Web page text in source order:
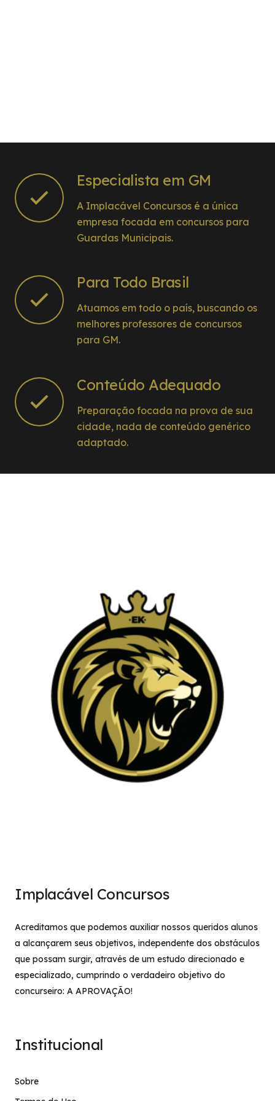
Especialista em GM
A Implacável Concursos é a única
empresa focada em concursos para
Guardas Municipais.
Para Todo Brasil
Atuamos em todo o país, buscando os
melhores professores de concursos
para GM.
Conteúdo Adequado
Preparação focada na prova de sua
cidade, nada de conteúdo genérico
adaptado.
Implacável Concursos
Acreditamos que podemos auxiliar nossos queridos alunos
a alcançarem seus objetivos, independente dos obstáculos
que possam surgir, através de um estudo direcionado e
especializado, cumprindo o verdadeiro objetivo do
concurseiro: A APROVAÇÃO!
Institucional
Sobre